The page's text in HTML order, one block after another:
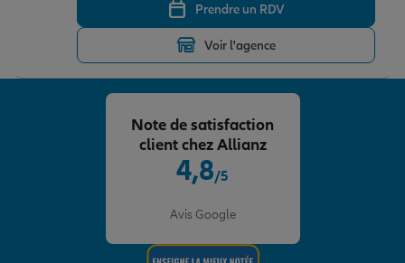
Prendre un RDV
Voir l'agence
4,8/5
Avis Google
Note de satisfaction
client chez Allianz